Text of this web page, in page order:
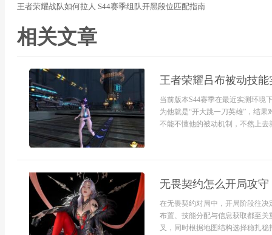
王者荣耀战队如何拉人 S44赛季组队开黑段位匹配指南
相关文章
王者荣耀吕布被动技
当前版本S44赛季在最近实测环境
为他就是“开大跳一刀英雄”，结
不能不懂他的被动机制，不然上去
无畏契约怎么开局攻守
在无畏契约对局中，开局阶段往
布置、技能分配与信息获取都至
叉，同时根据地图结构选择稳扎